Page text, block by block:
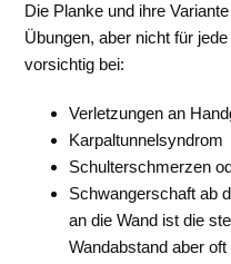
Die Planke und ihre
Übungen, aber nicht für
vorsichtig bei:
Verletzungen an
Karpaltunnelsyndrom
Schulterschmerzen
Schwangerschaft ab
an die Wand ist die
Wandabstand aber